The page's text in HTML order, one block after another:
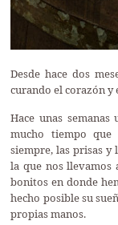
Desde hace dos
curando el corazón y
Hace unas
mucho tiempo
siempre, las prisas y
la que nos llevamos
bonitos en donde
hecho posible su
propias manos.